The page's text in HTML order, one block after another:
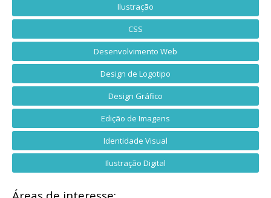
Ilustração
CSS
Desenvolvimento Web
Design de Logotipo
Design Gráfico
Edição de Imagens
Identidade Visual
Ilustração Digital